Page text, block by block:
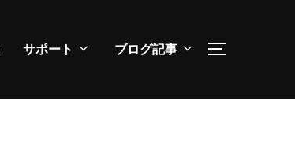
サポート ブログ記事 サイドバー